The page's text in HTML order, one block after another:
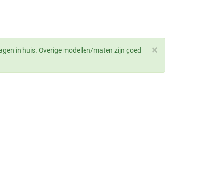
×
in huis. Overige modellen/maten zijn goed